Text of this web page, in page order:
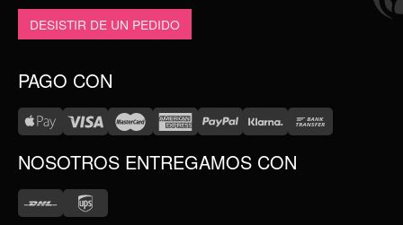
DESISTIR DE UN PEDIDO
PAGO CON
NOSOTROS ENTREGAMOS CON